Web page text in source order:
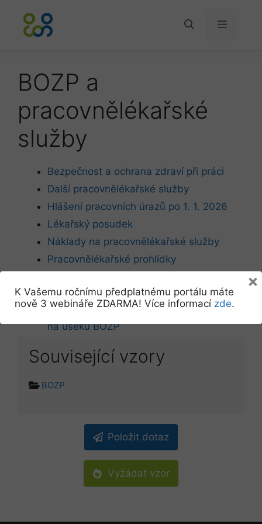
obsah
Menu
BOZP a
pracovnělékařské
služby
Bezpečnost a ochrana zdraví při práci
Další pracovnělékařské služby
Hlášení pracovních úrazů po 1. 1. 2026
Lékařský posudek
Náklady na pracovnělékařské služby
Pracovnělékařské prohlídky
Zajištění pracovnělékařských služeb
na úseku BOZP
Související vzory
BOZP
Položit dotaz
Vyžádat vzor
K Vašemu ročnímu předplatnému portálu máte
nově 3 webináře ZDARMA! Více informací zde.
×